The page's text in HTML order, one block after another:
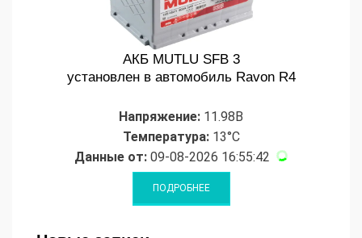
АКБ MUTLU SFB 3
установлен в автомобиль Ravon R4
Напряжение: 11.98В
Температура:13°C
Данные от: 09-08-2026 16:55:42